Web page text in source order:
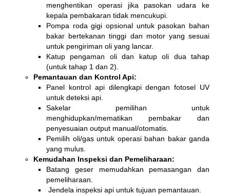
menghentikan operasi jika pasokan udara ke
kepala pembakaran tidak mencukupi.
Pompa roda gigi opsional untuk pasokan bahan
bakar bertekanan tinggi dan motor yang sesuai
untuk pengiriman oli yang lancar.
Katup pengaman oli dan katup oli dua tahap
(untuk tahap 1 dan 2).
Pemantauan dan Kontrol Api:
Panel kontrol api dilengkapi dengan fotosel UV
untuk deteksi api.
Sakelar pemilihan untuk
menghidupkan/mematikan pembakar dan
penyesuaian output manual/otomatis.
Pemilih oli/gas untuk operasi bahan bakar ganda
yang mulus.
Kemudahan Inspeksi dan Pemeliharaan:
Batang geser memudahkan pemasangan dan
pemeliharaan.
Jendela inspeksi api untuk tujuan pemantauan.